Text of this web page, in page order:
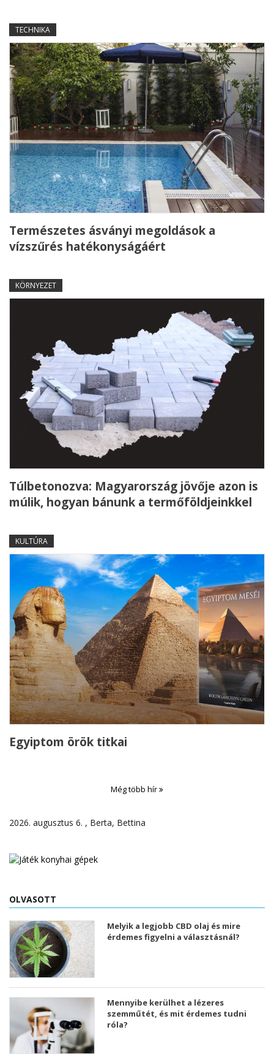
TECHNIKA
Természetes ásványi megoldások a
vízszűrés hatékonyságáért
KÖRNYEZET
Túlbetonozva: Magyarország jövője azon is
múlik, hogyan bánunk a termőföldjeinkkel
KULTÚRA
Egyiptom örök titkai
Még több hír
2026. augusztus 6. , Berta, Bettina
OLVASOTT
Melyik a legjobb CBD olaj és mire
érdemes figyelni a választásnál?
Mennyibe kerülhet a lézeres
szemműtét, és mit érdemes tudni
róla?